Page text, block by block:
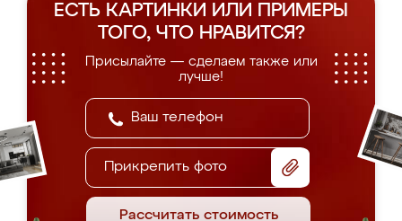
ЕСТЬ КАРТИНКИ ИЛИ ПРИМЕРЫ
ТОГО, ЧТО НРАВИТСЯ?
Присылайте — сделаем также или
лучше!
Прикрепить фото
Рассчитать стоимость